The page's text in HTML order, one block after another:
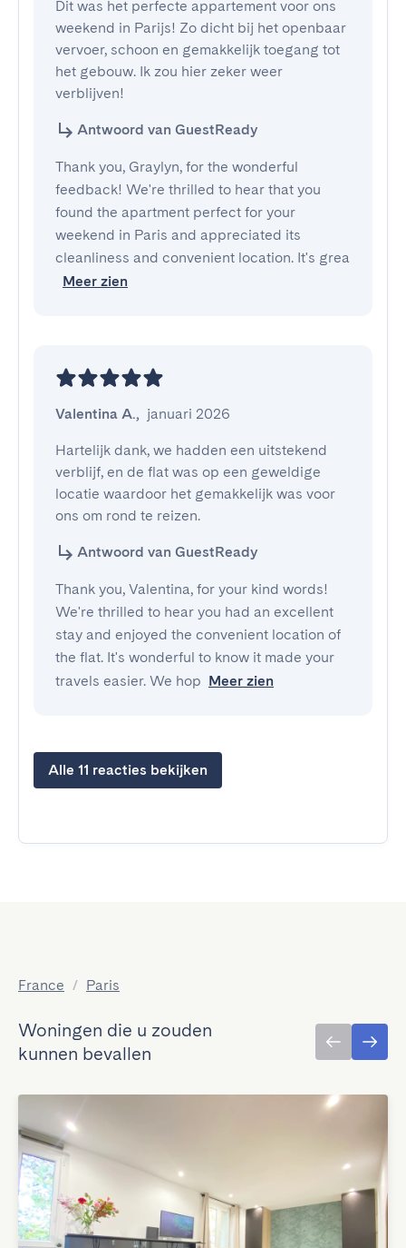
Dit was het perfecte appartement voor ons
weekend in Parijs! Zo dicht bij het openbaar
vervoer, schoon en gemakkelijk toegang tot
het gebouw. Ik zou hier zeker weer
verblijven!
Antwoord van GuestReady
Thank you, Graylyn, for the wonderful
feedback! We're thrilled to hear that you
found the apartment perfect for your
weekend in Paris and appreciated its
cleanliness and convenient location. It's grea
Meer zien
Valentina A., januari 2026
Hartelijk dank, we hadden een uitstekend
verblijf, en de flat was op een geweldige
locatie waardoor het gemakkelijk was voor
ons om rond te reizen.
Antwoord van GuestReady
Thank you, Valentina, for your kind words!
We're thrilled to hear you had an excellent
stay and enjoyed the convenient location of
the flat. It's wonderful to know it made your
travels easier. We hop Meer zien
Alle 11 reacties bekijken
France / Paris
Woningen die u zouden
kunnen bevallen